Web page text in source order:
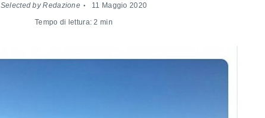
Selected by Redazione 11 Maggio 2020
Tempo di lettura: 2 min